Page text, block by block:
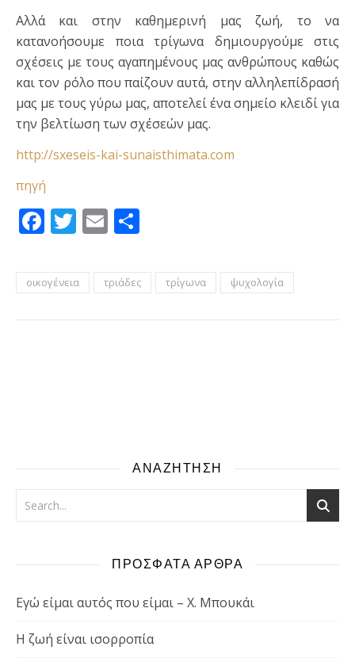
Αλλά και στην καθημερινή μας ζωή, το να
κατανοήσουμε ποια τρίγωνα δημιουργούμε στις
σχέσεις με τους αγαπημένους μας ανθρώπους καθώς
και τον ρόλο που παίζουν αυτά, στην αλληλεπίδρασή
μας με τους γύρω μας, αποτελεί ένα σημείο κλειδί για
την βελτίωση των σχέσεών μας.
http://sxeseis-kai-sunaisthimata.com
πηγή
Facebook
Twitter
Email
οικογένεια τριάδες τρίγωνα ψυχολογία
ΑΝΑΖΗΤΗΣΗ
ΠΡΟΣΦΑΤΑ ΑΡΘΡΑ
Εγώ είμαι αυτός που είμαι – Χ. Μπουκάι
Η ζωή είναι ισορροπία